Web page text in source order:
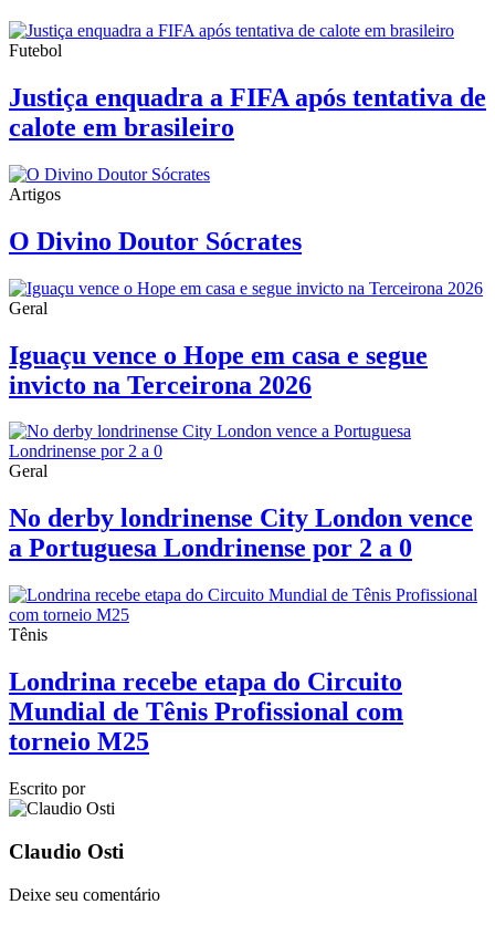
Futebol
Justiça enquadra a FIFA após tentativa de
calote em brasileiro
Artigos
O Divino Doutor Sócrates
Geral
Iguaçu vence o Hope em casa e segue
invicto na Terceirona 2026
Geral
No derby londrinense City London vence
a Portuguesa Londrinense por 2 a 0
Tênis
Londrina recebe etapa do Circuito
Mundial de Tênis Profissional com
torneio M25
Escrito por
Claudio Osti
Deixe seu comentário